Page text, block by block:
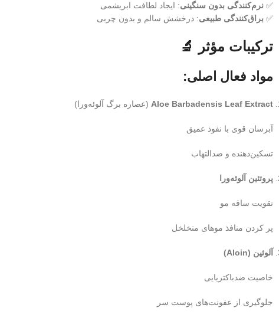
✅ نرم‌کنندگی بدون سنگینی: ایجاد لطافت ابریشمی
✅ براق‌کنندگی طبیعی: درخشش سالم و بدون چربی
ترکیبات مؤثر 🔬
مواد فعال اصلی:
Aloe Barbadensis Leaf Extract (عصاره برگ آلوئه‌ورا)
آبرسان قوی با نفوذ عمیق
تسکین‌دهنده و ضدالتهاب
پروتئین آلوئه‌ورا
تقویت ساقه مو
پر کردن منافذ موهای متخلخل
آلوئین (Aloin)
خاصیت ضدباکتریایی
جلوگیری از عفونت‌های پوست سر